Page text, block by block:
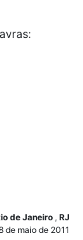
de Janeiro , RJ
de maio de 2011